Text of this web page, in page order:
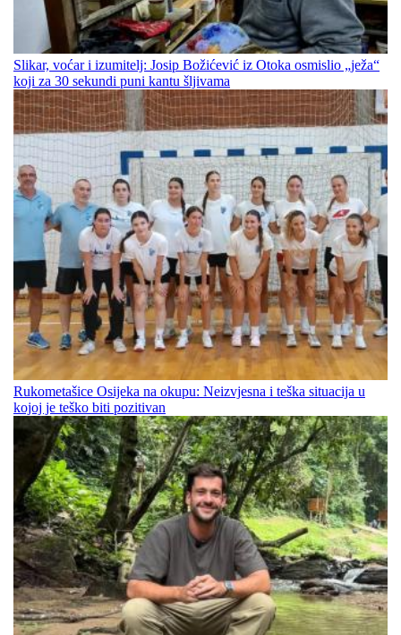
Slikar, voćar i izumitelj: Josip Božićević iz Otoka osmislio „ježa“
koji za 30 sekundi puni kantu šljivama
Rukometašice Osijeka na okupu: Neizvjesna i teška situacija u
kojoj je teško biti pozitivan